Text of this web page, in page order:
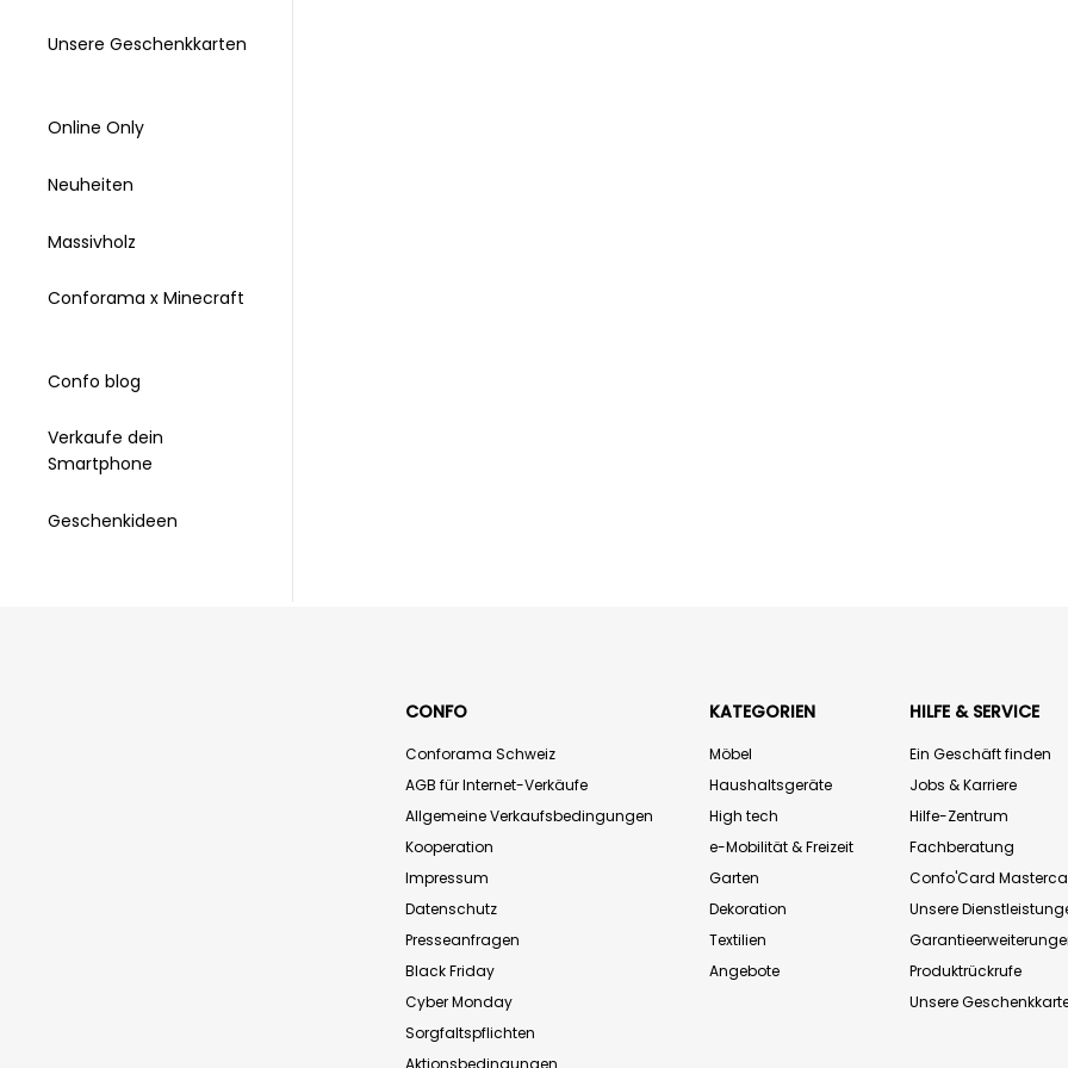
Unsere Geschenkkarten
Online Only
Neuheiten
Massivholz
Conforama x Minecraft
Confo blog
Verkaufe dein
Smartphone
Geschenkideen
CONFO
Conforama Schweiz
AGB für Internet-Verkäufe
Allgemeine Verkaufsbedingungen
Kooperation
Impressum
Datenschutz
Presseanfragen
Black Friday
Cyber Monday
Sorgfaltspflichten
KATEGORIEN
Möbel
Haushaltsgeräte
High tech
e-Mobilität & Freizeit
Garten
Dekoration
Textilien
Angebote
HILFE & SERVICE
Ein Geschäft finden
Jobs & Karriere
Hilfe-Zentrum
Fachberatung
Confo'Card
Unsere
Produktrückrufe
Unsere